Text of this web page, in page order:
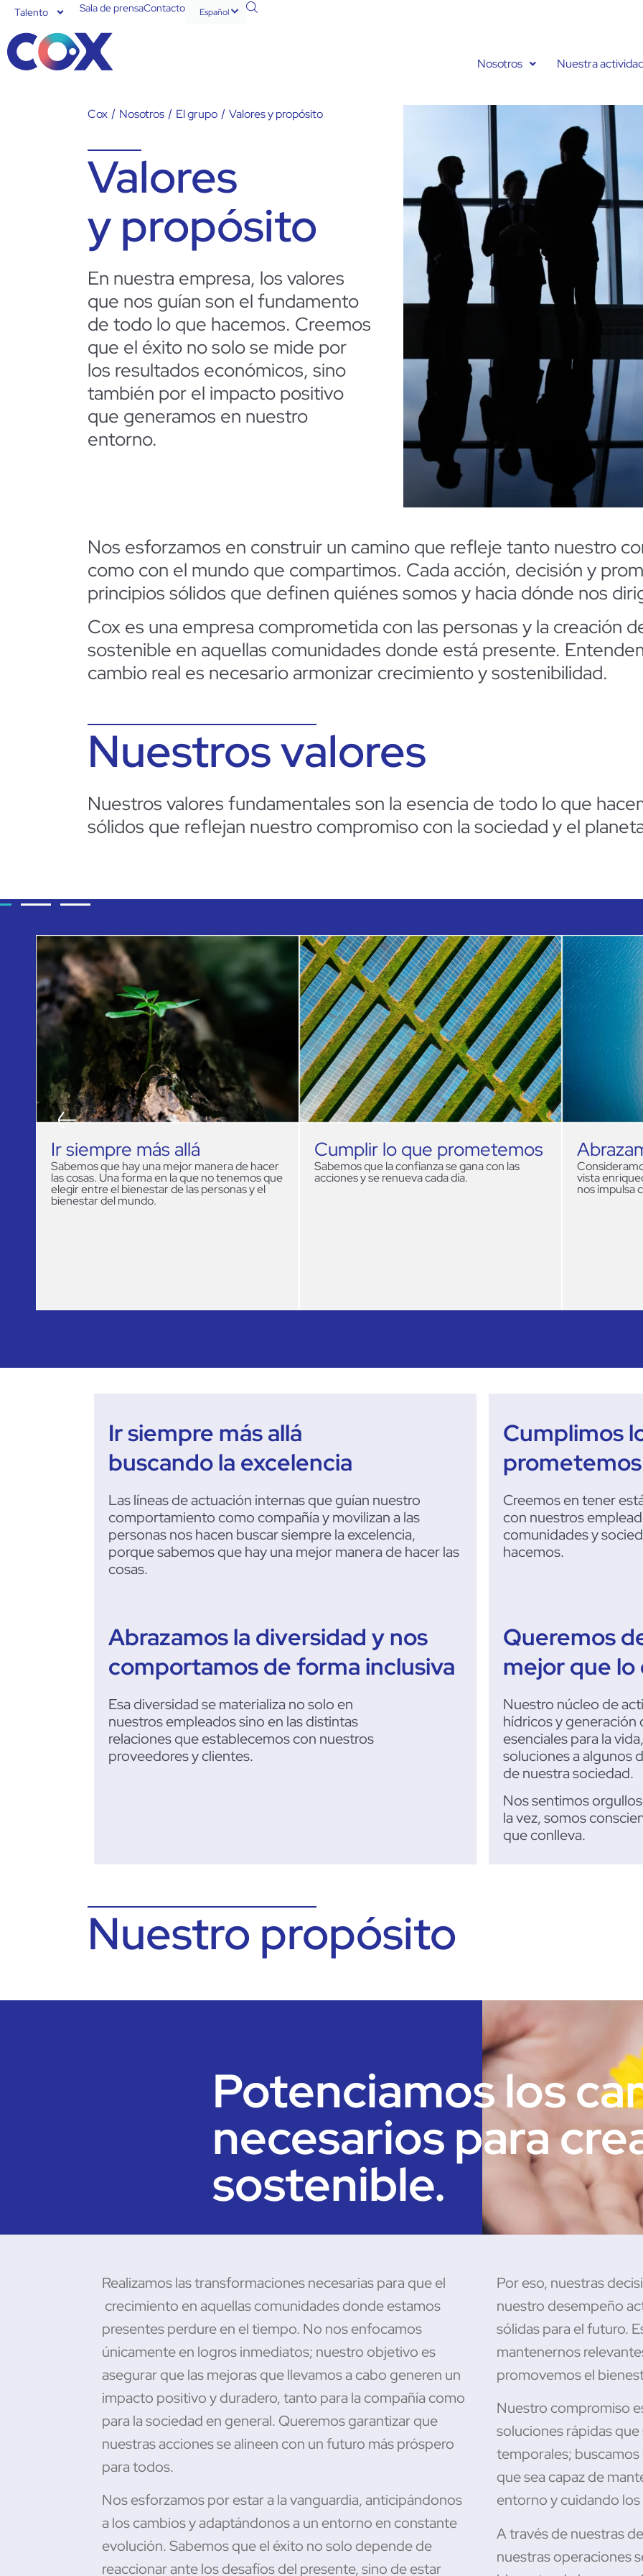
Talento Sala de prensaContacto Español
English
Nosotros Nuestra
Cox / Nosotros / El grupo / Valores y propósito
Valores
y propósito
En nuestra empresa, los valores
que nos guían son el fundamento
de todo lo que hacemos. Creemos
que el éxito no solo se mide por
los resultados económicos, sino
también por el impacto positivo
que generamos en nuestro
entorno.
Nos esforzamos en construir un camino que refleje tanto nuestro
como con el mundo que compartimos. Cada acción, decisión y pro
principios sólidos que definen quiénes somos y hacia dónde nos
Cox es una empresa comprometida con las personas y la creación
sostenible en aquellas comunidades donde está presente.
cambio real es necesario armonizar crecimiento y sostenibilidad.
Nuestros valores
Nuestros valores fundamentales son la esencia de todo lo que
sólidos que reflejan nuestro compromiso con la sociedad y el
Cumplir lo que prometemos
Sabemos que la confianza se gana con las
acciones y se renueva cada día.
Abrazamos la diversidad
Consideramos quetener distintos puntos de
vista enriquece y mejora nuestras decisiones y
nos impulsa como organización.
Ir
Sabemos
las cosas.
elegir entre
bienestar
Ir siempre más allá
buscando la excelencia
Las líneas de actuación internas que guían nuestro
comportamiento como compañía y movilizan a las
personas nos hacen buscar siempre la excelencia,
porque sabemos que hay una mejor manera de hacer las
cosas.
Cumplimos
Creemos en tener
con nuestros
comunidades y
hacemos.
Abrazamos la diversidad y nos
comportamos de forma inclusiva
Esa diversidad se materializa no solo en
nuestros empleados sino en las distintas
relaciones que establecemos con nuestros
proveedores y clientes.
Queremos
mejor que
Nuestro núcleo de
hídricos y generación
esenciales para la
soluciones a algunos
de nuestra sociedad.
Nos sentimos
la vez, somos
que conlleva.
Nuestro propósito
Potenciamos los
necesarios para
sostenible.
Realizamos las transformaciones necesarias para que el
crecimiento en aquellas comunidades donde estamos
presentes perdure en el tiempo. No nos enfocamos
únicamente en logros inmediatos; nuestro objetivo es
asegurar que las mejoras que llevamos a cabo generen un
impacto positivo y duradero, tanto para la compañía como
para la sociedad en general. Queremos garantizar que
nuestras acciones se alineen con un futuro más próspero
para todos.
Nos esforzamos por estar a la vanguardia, anticipándonos
a los cambios y adaptándonos a un entorno en constante
evolución. Sabemos que el éxito no solo depende de
reaccionar ante los desafíos del presente, sino de estar
Por eso, nuestras
nuestro desempeño
sólidas para el futuro.
mantenernos
promovemos el
Nuestro compromiso
soluciones rápidas
temporales;
que sea capaz de
entorno y cuidando
A través de nuestras
nuestras operaciones